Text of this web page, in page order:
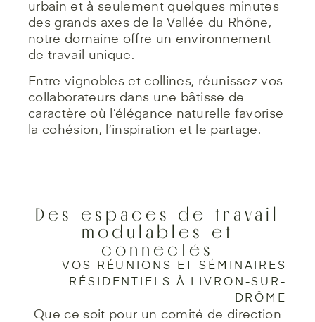
urbain et à seulement quelques minutes
des grands axes de la Vallée du Rhône,
notre domaine offre un environnement
de travail unique.
Entre vignobles et collines, réunissez vos
collaborateurs dans une bâtisse de
caractère où l’élégance naturelle favorise
la cohésion, l’inspiration et le partage.
Des espaces de travail
modulables et
connectés
VOS RÉUNIONS ET SÉMINAIRES
RÉSIDENTIELS À LIVRON-SUR-
DRÔME
Que ce soit pour un comité de direction